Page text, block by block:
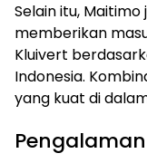
Selain itu,
memberikan
Kluivert
Indonesia.
yang kuat di